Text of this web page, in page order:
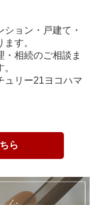
ョン・戸建て・
す。
・相続のご相談ま
ュリー21ヨコハマ
ら